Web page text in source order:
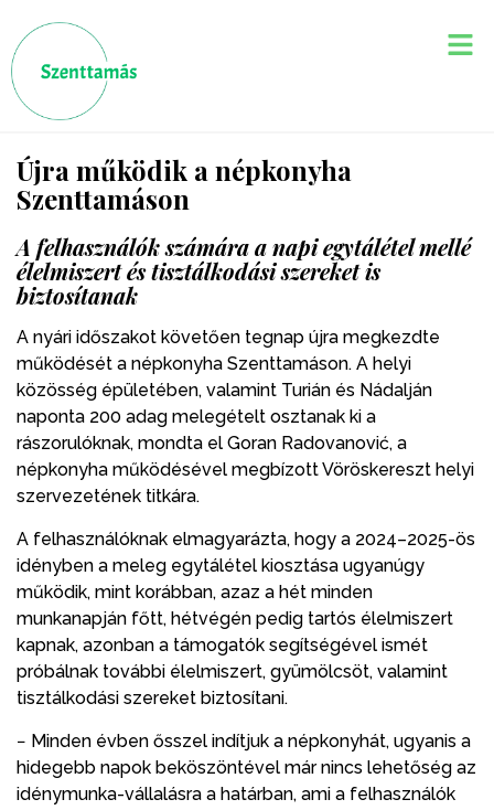
Újra működik a népkonyha
Szenttamáson
A felhasználók számára a napi egytálétel mellé
élelmiszert és tisztálkodási szereket is
biztosítanak
A nyári időszakot követően tegnap újra megkezdte
működését a népkonyha Szenttamáson. A helyi
közösség épületében, valamint Turián és Nádalján
naponta 200 adag melegételt osztanak ki a
rászorulóknak, mondta el Goran Radovanović, a
népkonyha működésével megbízott Vöröskereszt helyi
szervezetének titkára.
A felhasználóknak elmagyarázta, hogy a 2024–2025-ös
idényben a meleg egytálétel kiosztása ugyanúgy
működik, mint korábban, azaz a hét minden
munkanapján főtt, hétvégén pedig tartós élelmiszert
kapnak, azonban a támogatók segítségével ismét
próbálnak további élelmiszert, gyümölcsöt, valamint
tisztálkodási szereket biztosítani.
− Minden évben ősszel indítjuk a népkonyhát, ugyanis a
hidegebb napok beköszöntével már nincs lehetőség az
idénymunka-vállalásra a határban, ami a felhasználók